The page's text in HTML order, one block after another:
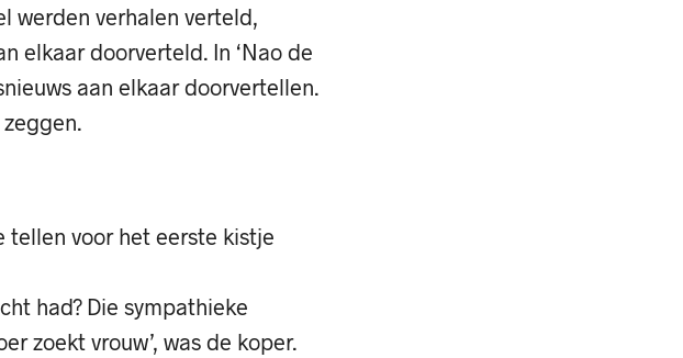
werden verhalen verteld,
elkaar doorverteld. In ‘Nao de
aan elkaar doorvertellen.
tellen voor het eerste kistje
had? Die sympathieke
zoekt vrouw’, was de koper.